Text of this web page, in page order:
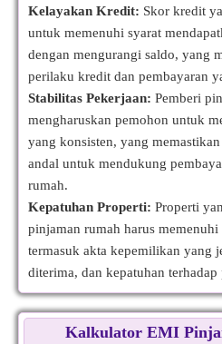
Kelayakan Kredit: Skor kredit
untuk memenuhi syarat
dengan mengurangi saldo, yang
perilaku kredit dan pembayaran
Stabilitas Pekerjaan: Pemberi
mengharuskan pemohon untuk
yang konsisten, yang
andal untuk mendukung
rumah.
Kepatuhan Properti: Properti
pinjaman rumah harus
termasuk akta kepemilikan yang
diterima, dan kepatuhan terhadap
Kalkulator EMI